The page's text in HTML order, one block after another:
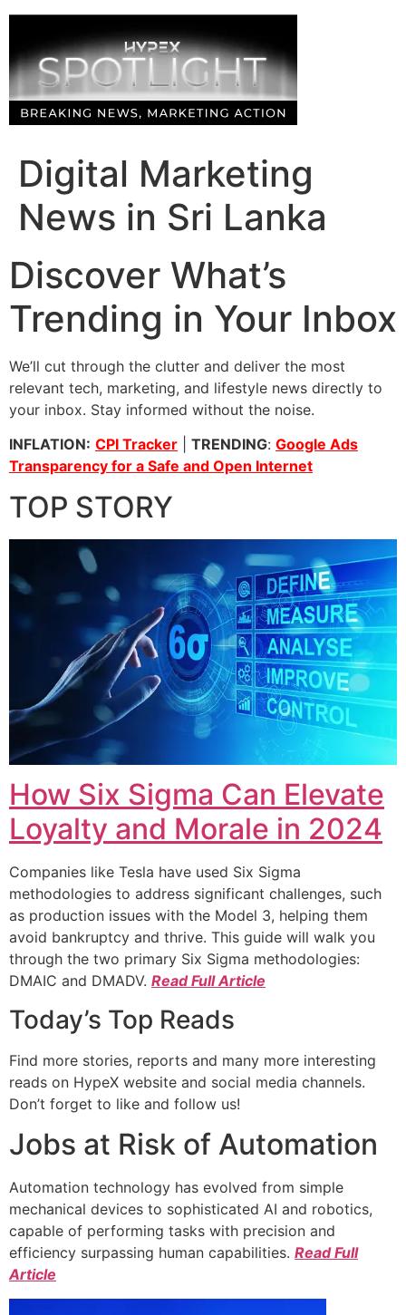
Skip
content
Digital Marketing
News in Sri Lanka
Discover What’s
Trending in Your Inbox
We’ll cut through the clutter and deliver the most
relevant tech, marketing, and lifestyle news directly to
your inbox. Stay informed without the noise.
INFLATION: CPI Tracker TRENDING: Google Ads
Transparency for a Safe and Open Internet
TOP STORY
How Six Sigma Can Elevate
Loyalty and Morale in 2024
Companies like Tesla have used Six Sigma
methodologies to address significant challenges, such
as production issues with the Model 3, helping them
avoid bankruptcy and thrive. This guide will walk you
through the two primary Six Sigma methodologies:
DMAIC and DMADV. Read Full Article
Today’s Top Reads
Find more stories, reports and many more interesting
reads on HypeX website and social media channels.
Don’t forget to like and follow us!
Jobs at Risk of Automation
Automation technology has evolved from simple
mechanical devices to sophisticated AI and robotics,
capable of performing tasks with precision and
efficiency surpassing human capabilities. Read Full
Article